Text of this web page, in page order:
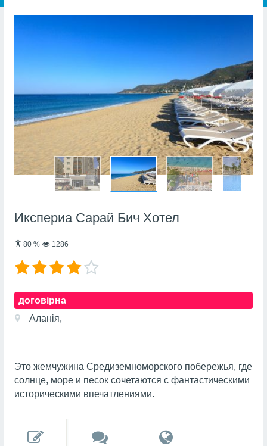
Икспериа Сарай Бич Хотел
80% 1286
договірна
Аланія,
Это жемчужина Средиземноморского побережья, где
солнце, море и песок сочетаются с фантастическими
историческими впечатлениями.